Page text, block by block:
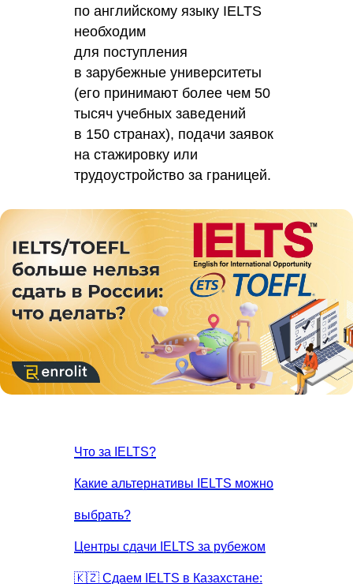
по английскому языку IELTS
необходим
для поступления
в зарубежные университеты
(его принимают более чем 50
тысяч учебных заведений
в 150 странах), подачи заявок
на стажировку или
трудоустройство за границей.
Что за IELTS?
Какие альтернативы IELTS можно
выбрать?
Центры сдачи IELTS за рубежом
🇰🇿 Сдаем IELTS в Казахстане: